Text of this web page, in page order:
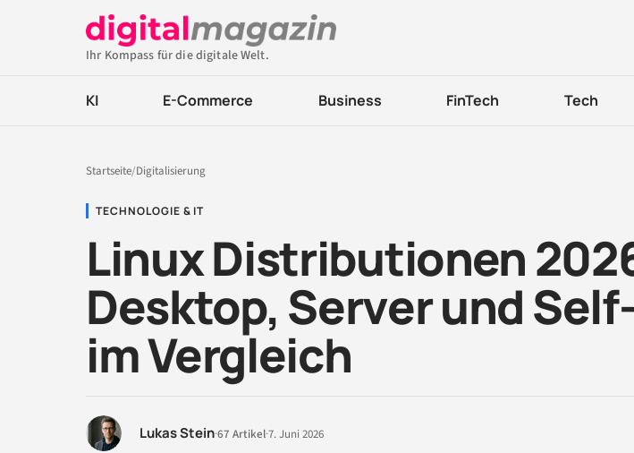
Ihr Kompass für die digitale Welt.
KI E-Commerce Business FinTech Tech
Startseite/Digitalisierung
TECHNOLOGIE & IT
Linux Distributionen
Desktop, Server und
im Vergleich
Lukas Stein·67 Artikel·7. Juni 2026